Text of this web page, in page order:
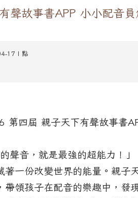
聲故事書APP 小小配音員
17 | 點
四屆 親子天下有聲故事書
音，就是最強的超能力！」
著一份改變世界的能量。親子
帶領孩子在配音的樂趣中，發